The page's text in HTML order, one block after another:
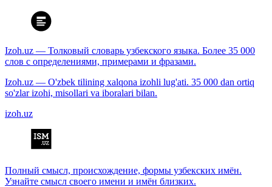
Izoh.uz — Толковый словарь узбекского языка. Более 35 000
слов с определениями, примерами и фразами.
Izoh.uz — O'zbek tilining xalqona izohli lug'ati. 35 000 dan ortiq
so'zlar izohi, misollari va iboralari bilan.
izoh.uz
Полный смысл, происхождение, формы узбекских имён.
Узнайте смысл своего имени и имён близких.